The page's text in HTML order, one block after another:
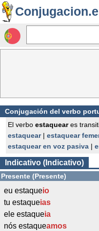
Conjugación del verbo
El verbo estaqueares
estaquear| estaquear
estaquear en voz pasiva |
Indicativo (Indicativo)
Presente (Presente)
eu estaqueio
tu estaqueias
ele estaqueia
nós estaqueamos